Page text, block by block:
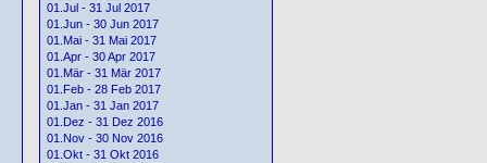
01.Jul - 31 Jul 2017
01.Jun - 30 Jun 2017
01.Mai - 31 Mai 2017
01.Apr - 30 Apr 2017
01.Mär - 31 Mär 2017
01.Feb - 28 Feb 2017
01.Jan - 31 Jan 2017
01.Dez - 31 Dez 2016
01.Nov - 30 Nov 2016
01.Okt - 31 Okt 2016